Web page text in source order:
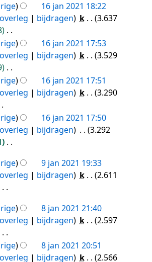
16 jan 2021 18:22
overleg bijdragen k
3.637
16 jan 2021 17:53
overleg bijdragen k
3.529
16 jan 2021 17:51
overleg bijdragen k
3.290
16 jan 2021 17:50
overleg bijdragen
3.292
9 jan 2021 19:33
overleg bijdragen k
2.611
8 jan 2021 21:40
overleg bijdragen k
2.597
8 jan 2021 20:51
overleg bijdragen k
2.566